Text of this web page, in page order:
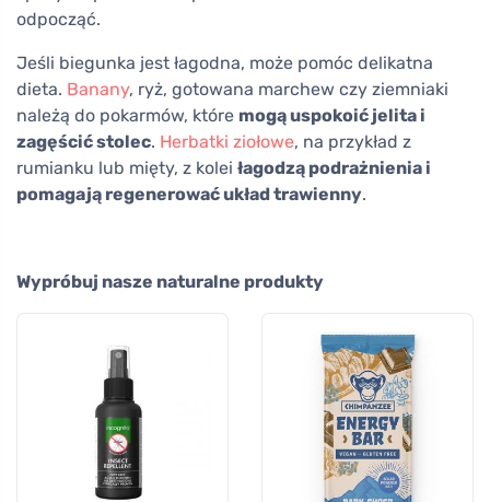
odpocząć.
Jeśli biegunka jest łagodna, może pomóc delikatna
dieta. Banany, ryż, gotowana marchew czy ziemniaki
należą do pokarmów, które mogą uspokoić jelita i
zagęścić stolec. Herbatki ziołowe, na przykład z
rumianku lub mięty, z kolei łagodzą podrażnienia i
pomagają regenerować układ trawienny.
Wypróbuj nasze naturalne produkty